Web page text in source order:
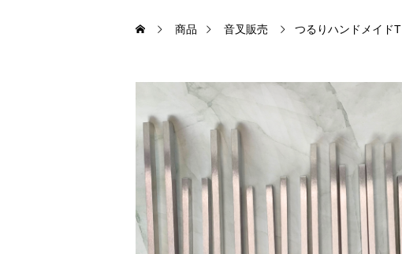
商品 音叉販売 つるりハンドメイド